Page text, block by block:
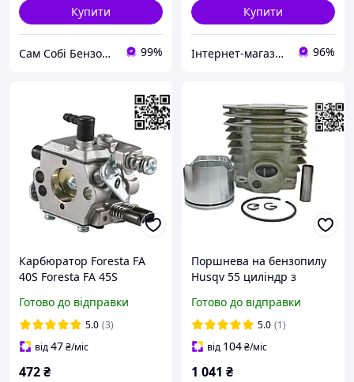
Купити
Сам Собі БензоМайстер ⚙️ 99%
Купити
Інтернет-магазин "Сам Собі Сервіс" 96%
Карбюратор Foresta FA
40S Foresta FA 45S
бензопилу TatGar 4500
5200 5800 для мотопил
Експерт GS 4000 Nowa
Нова
Готово до відправки
5.0 (3)
від47₴/міс
472₴
Поршнева на бензопилу
Husqv 55 циліндр з
5036091-71 5031683-01
ЦПГ на бензопилу
Хускварна 51 Rancher
Готово до відправки
5.0 (1)
від 104₴/міс
1 041 ₴